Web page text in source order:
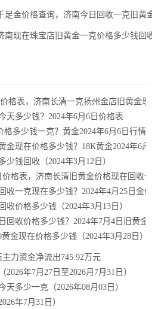
足金价格查询，济南今日回收一克旧黄金价
南现在珠宝店旧黄金一克价格多少钱回收
格表，济南长清一克扬州金店旧黄金现在
天多少钱？2024年6月6日价格表
格多少钱一克？黄金2024年6月6日行情
金现在价格多少钱？18K黄金2024年6月28
钱回收（2024年3月12日）
价格表，济南长清旧黄金价格现在回收一克
收一克现在多少钱？2024年4月25日金价
收价格多少钱（2024年3月13日）
回收价格多少钱？2024年7月4日旧黄金价
金现在价格多少钱（2024年3月28日）
力资金净流出745.92万元
年7月27日至2026月7月31日）
多少一克（2026年08月03日）
年7月31日）